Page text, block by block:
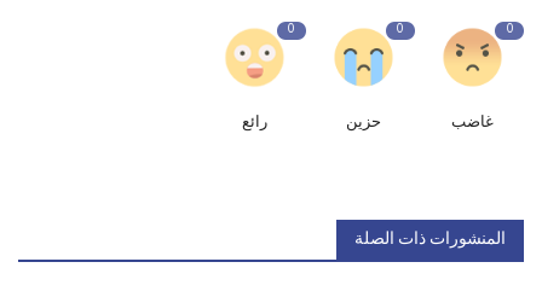
0
غاضب
0
حزين
0
رائع
المنشورات ذات الصلة